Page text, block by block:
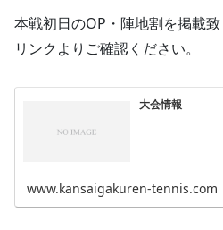
本戦初日のOP・陣地割を掲載
リンクよりご確認ください。
大会情報
www.kansaigakuren-tennis.com